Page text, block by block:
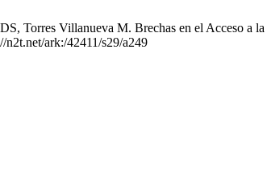
Torres Villanueva M. Brechas en el Acceso
ark:/42411/s29/a249